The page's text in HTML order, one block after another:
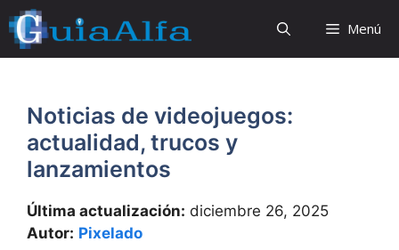
Saltar
al
contenido
Menú
Noticias de videojuegos:
actualidad, trucos y
lanzamientos
Última actualización: diciembre 26, 2025
Autor: Pixelado